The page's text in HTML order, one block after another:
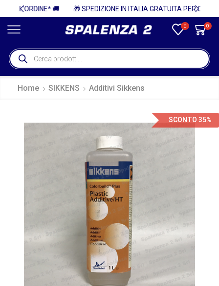
🎁 SPEDIZIONE IN ITALIA GRATUITA PER ORDINI SUPERIORI A 750€ + IVA 🎁
0 0
Home SIKKENS Additivi Sikkens
SCONTO 35%